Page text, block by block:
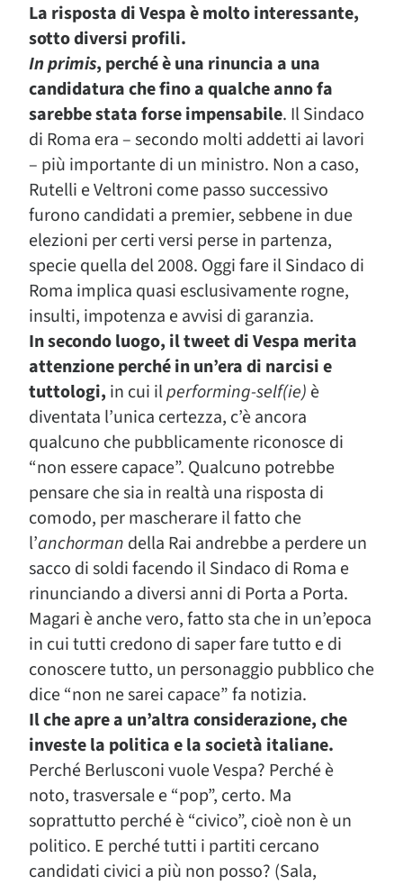
La risposta di Vespa è molto interessante,
sotto diversi profili.
In primis, perché è una rinuncia a una
candidatura che fino a qualche anno fa
sarebbe stata forse impensabile. Il Sindaco
di Roma era – secondo molti addetti ai lavori
– più importante di un ministro. Non a caso,
Rutelli e Veltroni come passo successivo
furono candidati a premier, sebbene in due
elezioni per certi versi perse in partenza,
specie quella del 2008. Oggi fare il Sindaco di
Roma implica quasi esclusivamente rogne,
insulti, impotenza e avvisi di garanzia.
In secondo luogo, il tweet di Vespa merita
attenzione perché in un’era di narcisi e
tuttologi, in cui ilperforming-self(ie) è
diventata l’unica certezza, c’è ancora
qualcuno che pubblicamente riconosce di
“non essere capace”. Qualcuno potrebbe
pensare che sia in realtà una risposta di
comodo, per mascherare il fatto che
l’anchorman della Rai andrebbe a perdere un
sacco di soldi facendo il Sindaco di Roma e
rinunciando a diversi anni di Porta a Porta.
Magari è anche vero, fatto sta che in un’epoca
in cui tutti credono di saper fare tutto e di
conoscere tutto, un personaggio pubblico che
dice “non ne sarei capace” fa notizia.
Il che apre a un’altra considerazione, che
investe la politica e la società italiane.
Perché Berlusconi vuole Vespa? Perché è
noto, trasversale e “pop”, certo. Ma
soprattutto perché è “civico”, cioè non è un
politico. E perché tutti i partiti cercano
candidati civici a più non posso? (Sala,